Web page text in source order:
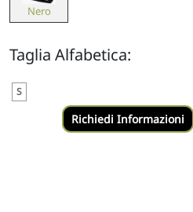
Nero
Taglia Alfabetica:
S